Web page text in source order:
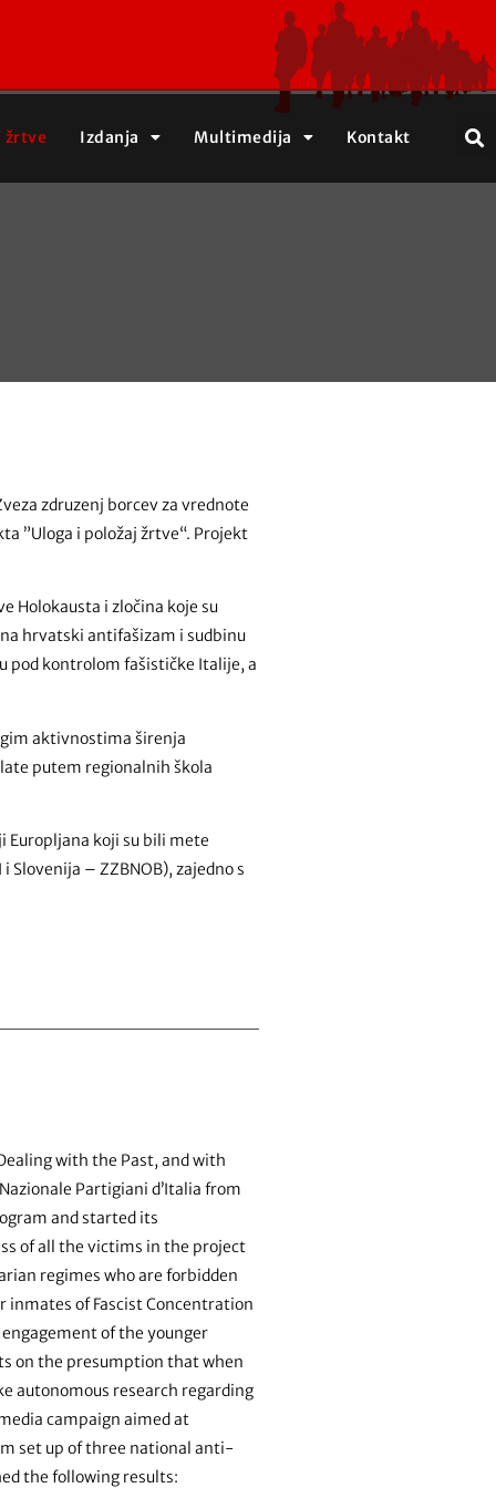
žrtve Izdanja Multimedija Kontakt
zdruzenj borcev za vrednote
”Uloga i položaj žrtve“. Projekt
Holokausta i zločina koje su
hrvatski antifašizam i sudbinu
pod kontrolom fašističke Italije, a
aktivnostima širenja
putem regionalnih škola
koji su bili mete
– ZZBNOB), zajedno s
with the Past, and with
Partigiani d’Italia from
and started its
of all the victims in the project
regimes who are forbidden
inmates of Fascist Concentration
of the younger
on the presumption that when
autonomous research regarding
campaign aimed at
set up of three national anti-
the following results: